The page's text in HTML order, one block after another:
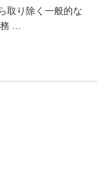
取り除く一般的な
…